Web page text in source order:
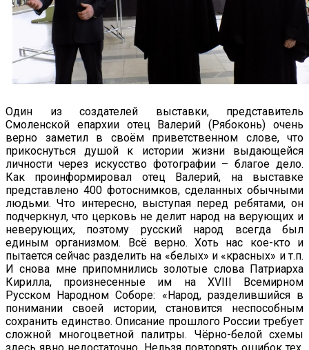
Один из создателей выставки, представитель
Смоленской епархии отец Валерий (Рябоконь) очень
верно заметил в своём приветственном слове, что
прикоснуться душой к истории жизни выдающейся
личности через искусство фотографии – благое дело.
Как проинформировал отец Валерий, на выставке
представлено 400 фотоснимков, сделанных обычными
людьми. Что интересно, выступая перед ребятами, он
подчеркнул, что церковь не делит народ на верующих и
неверующих, поэтому русский народ всегда был
единым организмом. Всё верно. Хоть нас кое-кто и
пытается сейчас разделить на «белых» и «красных» и т.п.
И снова мне припомнились золотые слова Патриарха
Кирилла, произнесенные им на XVIII Всемирном
Русском Народном Соборе: «Народ, разделившийся в
понимании своей истории, становится неспособным
сохранить единство. Описание прошлого России требует
сложной многоцветной палитры. Чёрно-белой схемы